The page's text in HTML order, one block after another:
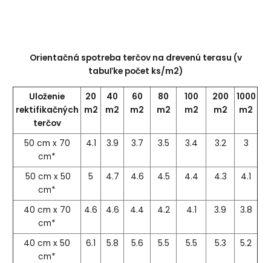
Orientačná spotreba terčov na drevenú terasu (v
tabuľke počet ks/m2)
Uloženie
rektifikačných
terčov
20
m2
40
m2
60
m2
80
m2
100
m2
200
m2
1000
m2
50 cm x 70
cm*
4.1 3.9 3.7 3.5 3.4 3.2 3
50 cm x 50
cm*
5 4.7 4.6 4.5 4.4 4.3 4.1
40 cm x 70
cm*
4.6 4.6 4.4 4.2 4.1 3.9 3.8
40 cm x 50
cm*
6.1 5.8 5.6 5.5 5.5 5.3 5.2